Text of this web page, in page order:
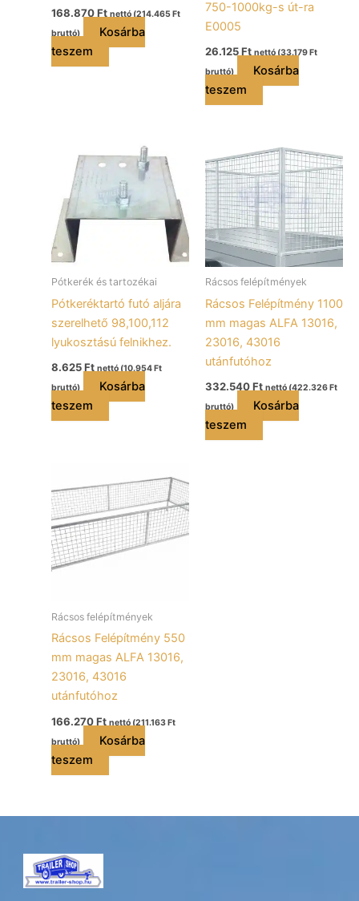
168.870Ft nettó (214.465 Ft
bruttó)
Kosárba
teszem
750-1000kg-s út-ra
E0005
26.125Ft nettó (33.179 Ft
bruttó)
Kosárba
teszem
Pótkerék és tartozékai
Pótkeréktartó futó aljára
szerelhető 98,100,112
lyukosztású felnikhez.
8.625Ft nettó (10.954Ft
bruttó)
Kosárba
teszem
Rácsos felépítmények
Rácsos Felépítmény 1100
mm magas ALFA 13016,
23016, 43016
utánfutóhoz
332.540Ft nettó (422.326Ft
bruttó)
Kosárba
teszem
Rácsos felépítmények
Rácsos Felépítmény 550
mm magas ALFA 13016,
23016, 43016
utánfutóhoz
166.270Ft nettó (211.163Ft
bruttó)
Kosárba
teszem